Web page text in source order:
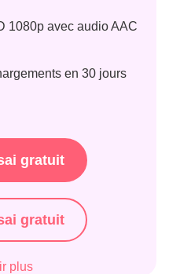
1080p avec audio AAC
en 30 jours
gratuit
gratuit
plus